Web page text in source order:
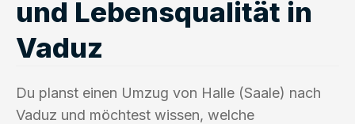
und Lebensqualität in
Vaduz
Du planst einen Umzug von Halle (Saale) nach
Vaduz und möchtest wissen, welche